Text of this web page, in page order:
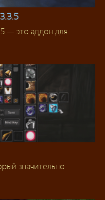
— это аддон для
значительно